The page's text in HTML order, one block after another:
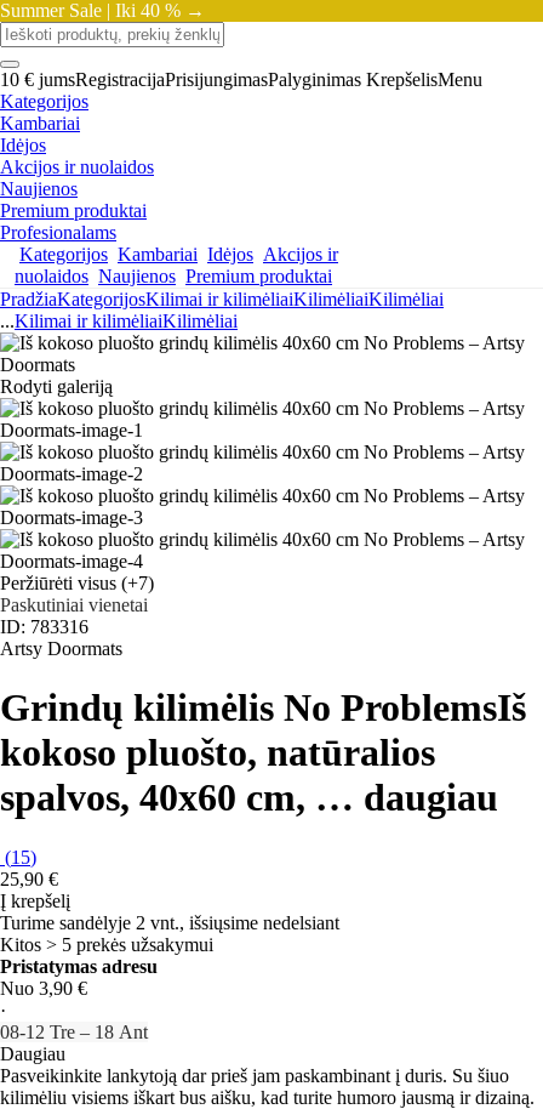
Summer Sale | Iki 40 % →
10 € jumsRegistracijaPrisijungimasPalyginimas KrepšelisMenu
Kategorijos
Kambariai
Idėjos
Akcijos ir nuolaidos
Naujienos
Premium produktai
Profesionalams
Kategorijos Kambariai Idėjos Akcijos ir
nuolaidos Naujienos Premium produktai
PradžiaKategorijosKilimai ir kilimėliaiKilimėliaiKilimėliai
...Kilimai ir kilimėliaiKilimėliai
Rodyti galeriją
Peržiūrėti visus (+7)
Paskutiniai vienetai
ID: 783316
Artsy Doormats
Grindų kilimėlis No ProblemsIš
kokoso pluošto, natūralios
spalvos, 40x60 cm, … daugiau
(15)
25,90 €
Į krepšelį
Turime sandėlyje 2 vnt., išsiųsime nedelsiant
Kitos > 5 prekės užsakymui
Pristatymas adresu
Nuo 3,90 €
·
08‑12 Tre – 18 Ant
Daugiau
Pasveikinkite lankytoją dar prieš jam paskambinant į duris. Su šiuo
kilimėliu visiems iškart bus aišku, kad turite humoro jausmą ir dizainą.